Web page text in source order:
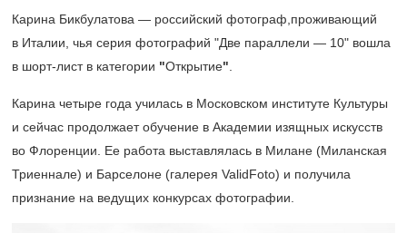
Карина Бикбулатова​ — российский фотограф,проживающий
в Италии, чья серия фотографий ​"Две параллели — 10"​ вошла
в шорт-лист в категории "Открытие"
Карина четыре года училась в Московском институте Культуры
и сейчас продолжает обучение в Академии изящных искусств
во Флоренции. Ее работа выставлялась в Милане (Миланская
Триеннале) и Барселоне (галерея ValidFoto) и получила
признание на ведущих конкурсах фотографии.